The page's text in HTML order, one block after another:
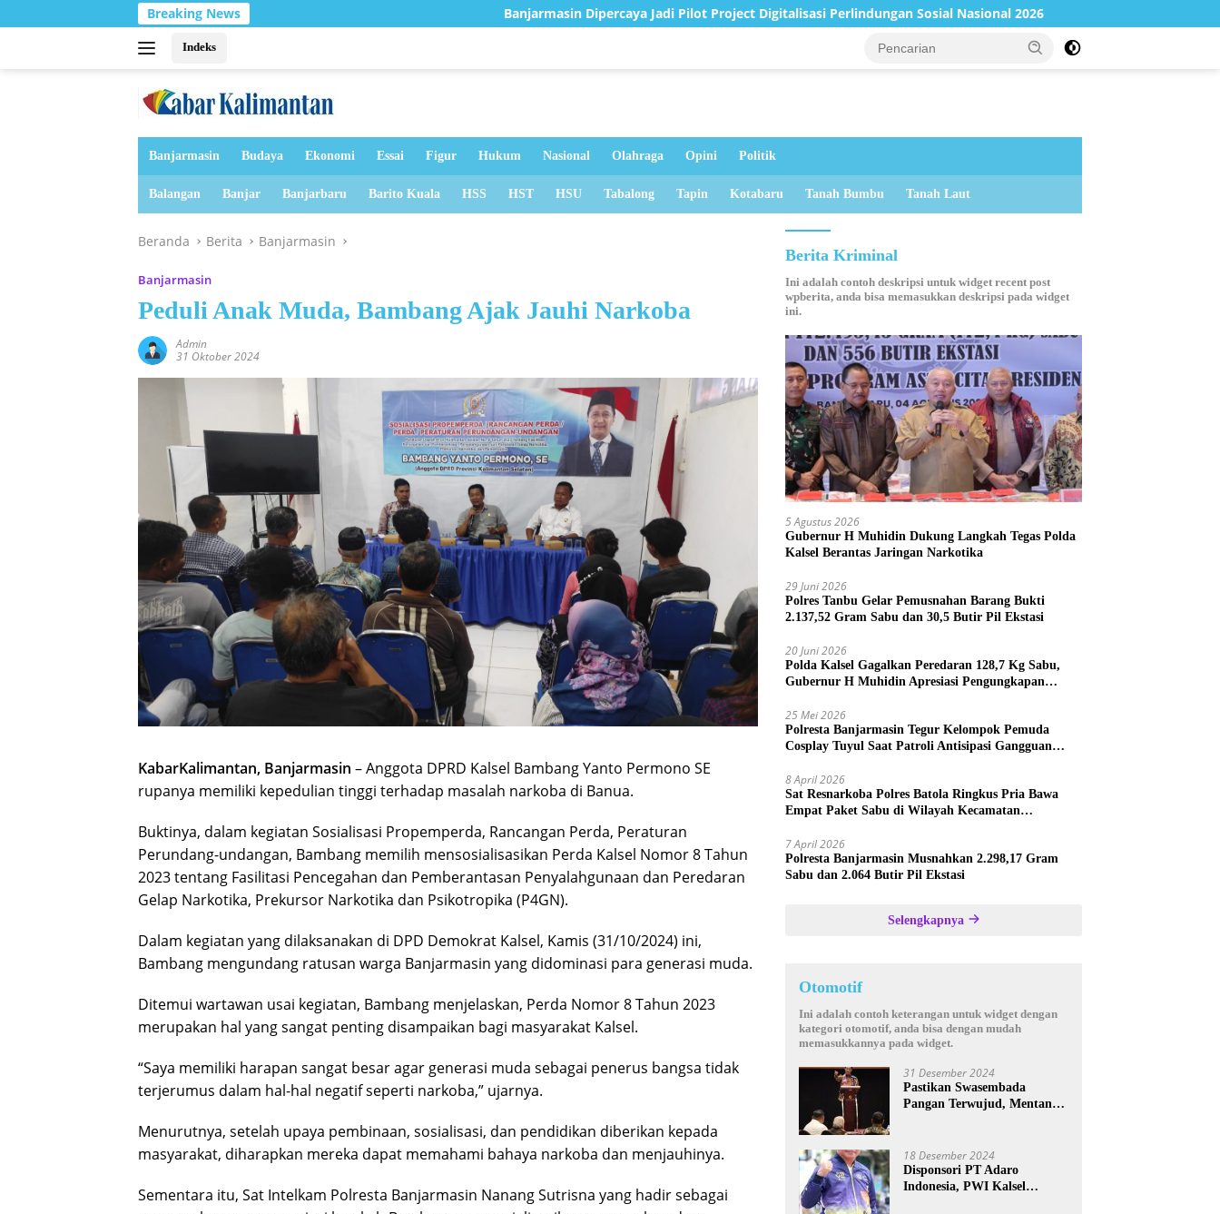
ke
Breaking News Banjarmasin Dipercaya Jadi Pilot Project Digitalisasi Perlindungan Sosial Nasional 2026 Sampaikan Perubahan KUA-PPAS
Indeks
Banjarmasin Budaya Ekonomi Essai Figur Hukum Nasional Olahraga Opini Politik
Balangan Banjar Banjarbaru Barito Kuala HSS HST HSU Tabalong Tapin Kotabaru Tanah Bumbu Tanah Laut
Beranda Berita Banjarmasin
Banjarmasin
Peduli Anak Muda, Bambang Ajak Jauhi Narkoba
Admin
31 Oktober 2024
KabarKalimantan, Banjarmasin – Anggota DPRD Kalsel Bambang Yanto Permono SE
rupanya memiliki kepedulian tinggi terhadap masalah narkoba di Banua.
Buktinya, dalam kegiatan Sosialisasi Propemperda, Rancangan Perda, Peraturan
Perundang-undangan, Bambang memilih mensosialisasikan Perda Kalsel Nomor 8 Tahun
2023 tentang Fasilitasi Pencegahan dan Pemberantasan Penyalahgunaan dan Peredaran
Gelap Narkotika, Prekursor Narkotika dan Psikotropika (P4GN).
Dalam kegiatan yang dilaksanakan di DPD Demokrat Kalsel, Kamis (31/10/2024) ini,
Bambang mengundang ratusan warga Banjarmasin yang didominasi para generasi muda.
Ditemui wartawan usai kegiatan, Bambang menjelaskan, Perda Nomor 8 Tahun 2023
merupakan hal yang sangat penting disampaikan bagi masyarakat Kalsel.
“Saya memiliki harapan sangat besar agar generasi muda sebagai penerus bangsa tidak
terjerumus dalam hal-hal negatif seperti narkoba,” ujarnya.
Menurutnya, setelah upaya pembinaan, sosialisasi, dan pendidikan diberikan kepada
masyarakat, diharapkan mereka dapat memahami bahaya narkoba dan menjauhinya.
Sementara itu, Sat Intelkam Polresta Banjarmasin Nanang Sutrisna yang hadir sebagai
Berita Kriminal
Ini adalah contoh deskripsi untuk widget recent post
wpberita, anda bisa memasukkan deskripsi pada widget
ini.
5 Agustus 2026
Gubernur H Muhidin Dukung Langkah Tegas Polda
Kalsel Berantas Jaringan Narkotika
29 Juni 2026
Polres Tanbu Gelar Pemusnahan Barang Bukti
2.137,52 Gram Sabu dan 30,5 Butir Pil Ekstasi
20 Juni 2026
Polda Kalsel Gagalkan Peredaran 128,7 Kg Sabu,
Gubernur H Muhidin Apresiasi Pengungkapan
25 Mei 2026
Polresta Banjarmasin Tegur Kelompok Pemuda
Cosplay Tuyul Saat Patroli Antisipasi Gangguan
8 April 2026
Sat Resnarkoba Polres Batola Ringkus Pria Bawa
Empat Paket Sabu di Wilayah Kecamatan
7 April 2026
Polresta Banjarmasin Musnahkan 2.298,17 Gram
Sabu dan 2.064 Butir Pil Ekstasi
Selengkapnya
Otomotif
Ini adalah contoh keterangan untuk widget dengan
kategori otomotif, anda bisa dengan mudah
memasukkannya pada widget.
31 Desember 2024
Pastikan Swasembada
Pangan Terwujud, Mentan
18 Desember 2024
Disponsori PT Adaro
Indonesia, PWI Kalsel